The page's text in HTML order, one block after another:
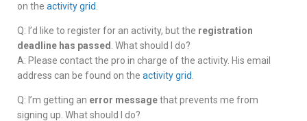
on the activity grid
Q: I’d like to register for an activity, but the registration
deadline has passed . What should I do?
A: Please contact the pro in charge of the activity. His email
address can be found on the activity grid
Q: I’m getting an error messagethat prevents me from
signing up. What should I do?